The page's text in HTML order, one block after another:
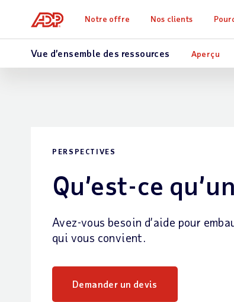
Notre offre Nos clients
Vue d’ensemble des ressources Aperçu
PERSPECTIVES
Qu’est-ce
Avez-vous besoin d’aide pour
qui vous convient.
Demander un devis